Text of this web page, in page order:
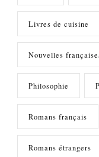
Livres de cuisine
Nouvelles
Philosophie
Romans français
Romans étrangers